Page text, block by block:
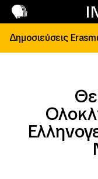
Δημοσιεύσεις